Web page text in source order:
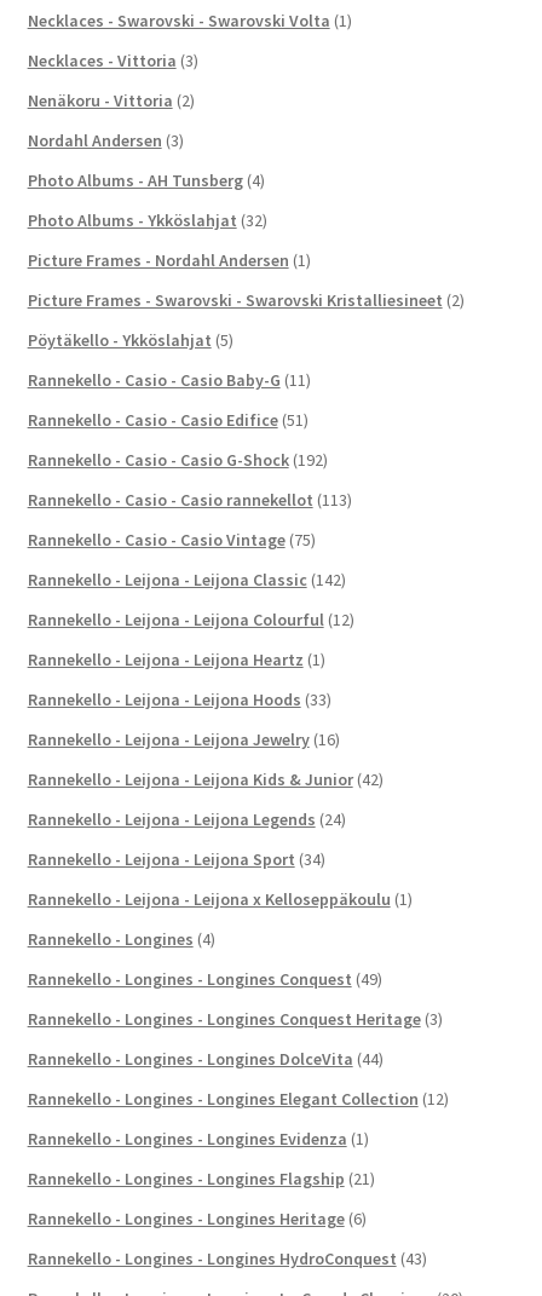
Necklaces - Swarovski - Swarovski Volta (1)
Necklaces - Vittoria (3)
Nenäkoru - Vittoria (2)
Nordahl Andersen (3)
Photo Albums - AH Tunsberg (4)
Photo Albums - Ykköslahjat (32)
Picture Frames - Nordahl Andersen (1)
Picture Frames - Swarovski - Swarovski Kristalliesineet (2)
Pöytäkello - Ykköslahjat (5)
Rannekello - Casio - Casio Baby-G (11)
Rannekello - Casio - Casio Edifice (51)
Rannekello - Casio - Casio G-Shock (192)
Rannekello - Casio - Casio rannekellot (113)
Rannekello - Casio - Casio Vintage (75)
Rannekello - Leijona - Leijona Classic (142)
Rannekello - Leijona - Leijona Colourful (12)
Rannekello - Leijona - Leijona Heartz (1)
Rannekello - Leijona - Leijona Hoods (33)
Rannekello - Leijona - Leijona Jewelry (16)
Rannekello - Leijona - Leijona Kids & Junior (42)
Rannekello - Leijona - Leijona Legends (24)
Rannekello - Leijona - Leijona Sport (34)
Rannekello - Leijona - Leijona x Kelloseppäkoulu (1)
Rannekello - Longines (4)
Rannekello - Longines - Longines Conquest (49)
Rannekello - Longines - Longines Conquest Heritage (3)
Rannekello - Longines - Longines DolceVita (44)
Rannekello - Longines - Longines Elegant Collection (12)
Rannekello - Longines - Longines Evidenza (1)
Rannekello - Longines - Longines Flagship (21)
Rannekello - Longines - Longines Heritage (6)
Rannekello - Longines - Longines HydroConquest (43)